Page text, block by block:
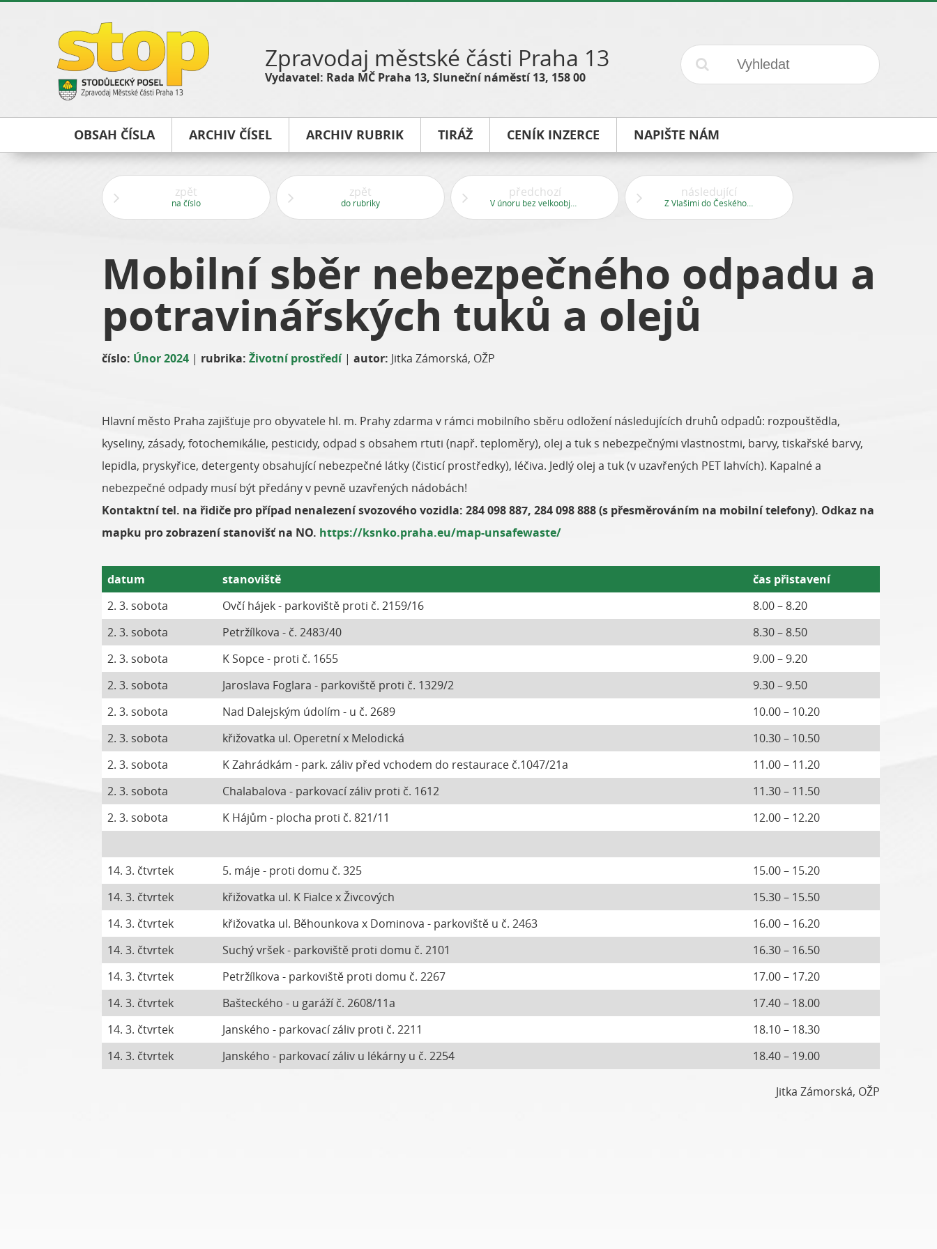
Zpravodaj městské části Praha 13
Vydavatel: Rada MČ Praha 13, Sluneční náměstí 13, 158 00
OBSAH ČÍSLA ARCHIV ČÍSEL ARCHIV RUBRIK TIRÁŽ CENÍK INZERCE NAPIŠTE NÁM
zpět
na číslo
zpět
do rubriky
předchozí následující
Mobilní sběr nebezpečného odpadu a
potravinářských tuků a olejů
číslo: Únor 2024 | rubrika: Životní prostředí| autor: Jitka Zámorská, OŽP
Hlavní město Praha zajišťuje pro obyvatele hl. m. Prahy zdarma v rámci mobilního sběru odložení následujících druhů odpadů: rozpouštědla,
kyseliny, zásady, fotochemikálie, pesticidy, odpad s obsahem rtuti (např. teploměry), olej a tuk s nebezpečnými vlastnostmi, barvy, tiskařské barvy,
lepidla, pryskyřice, detergenty obsahující nebezpečné látky (čisticí prostředky), léčiva. Jedlý olej a tuk (v uzavřených PET lahvích). Kapalné a
nebezpečné odpady musí být předány v pevně uzavřených nádobách!
Kontaktní tel. na řidiče pro případ nenalezení svozového vozidla: 284 098 887, 284 098 888 (s přesměrováním na mobilní telefony). Odkaz na
mapku pro zobrazení stanovišť na NO. https://ksnko.praha.eu/map-unsafewaste/
datum stanoviště
čas přistavení
2. 3. sobota
Ovčí hájek - parkoviště proti č. 2159/16
8.00 – 8.20
2. 3. sobota
Petržílkova - č. 2483/40
8.30 – 8.50
2. 3. sobota
K Sopce - proti č. 1655
9.00 – 9.20
2. 3. sobota
Jaroslava Foglara - parkoviště proti č. 1329/2
9.30 – 9.50
2. 3. sobota
Nad Dalejským údolím - u č. 2689
10.00 – 10.20
2. 3. sobota
křižovatka ul. Operetní x Melodická
10.30 – 10.50
2. 3. sobota
K Zahrádkám - park. záliv před vchodem do restaurace č.1047/21a
11.00 – 11.20
2. 3. sobota
Chalabalova - parkovací záliv proti č. 1612
11.30 – 11.50
2. 3. sobota
K Hájům - plocha proti č. 821/11 12.00 – 12.20
14. 3. čtvrtek 5. máje - proti domu č. 325
15.00 – 15.20
14. 3. čtvrtek
křižovatka ul. K Fialce x Živcových
15.30 – 15.50
14. 3. čtvrtek
křižovatka ul. Běhounkova x Dominova - parkoviště u č. 2463
16.00 – 16.20
14. 3. čtvrtek
Suchý vršek - parkoviště proti domu č. 2101
16.30 – 16.50
14. 3. čtvrtek
Petržílkova - parkoviště proti domu č. 2267
17.00 – 17.20
14. 3. čtvrtek
Bašteckého - u garáží č. 2608/11a
17.40 – 18.00
14. 3. čtvrtek
Janského - parkovací záliv proti č. 2211
18.10 – 18.30
14. 3. čtvrtek
Janského - parkovací záliv u lékárny u č. 2254 18.40 – 19.00
Jitka Zámorská, OŽP